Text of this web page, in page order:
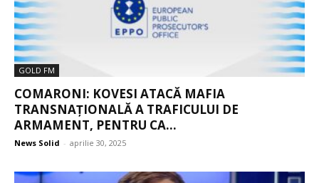
GOLD FM
COMARONI: KOVESI ATACĂ MAFIA
TRANSNAȚIONALĂ A TRAFICULUI DE
ARMAMENT, PENTRU CA...
News Solid - aprilie 30, 2025